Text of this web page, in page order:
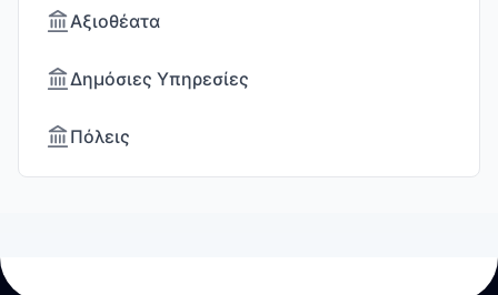
Αξιοθέατα
Δημόσιες Υπηρεσίες
Πόλεις